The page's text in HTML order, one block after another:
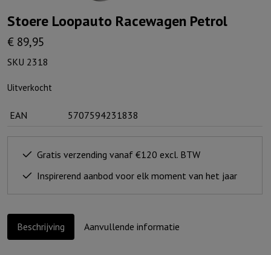
Stoere Loopauto Racewagen Petrol
€ 89,95
SKU 2318
Uitverkocht
EAN 5707594231838
Gratis verzending vanaf €120 excl. BTW
Inspirerend aanbod voor elk moment van het jaar
Beschrijving Aanvullende informatie